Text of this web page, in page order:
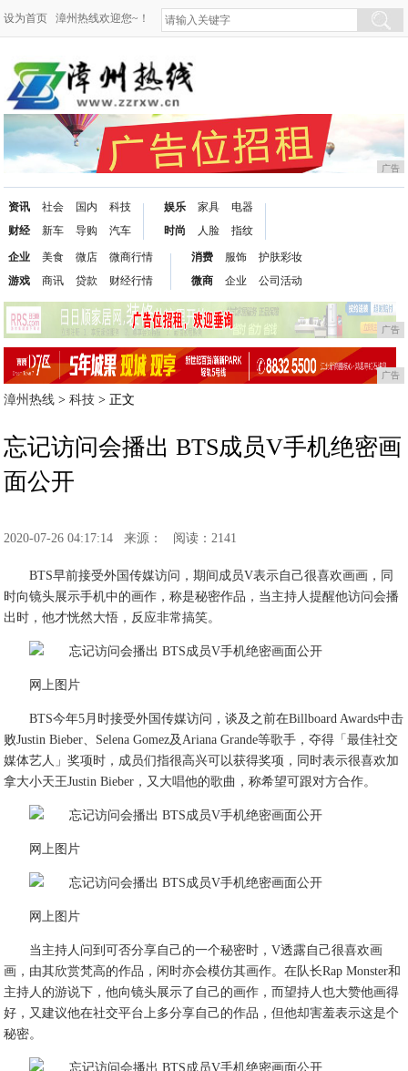
设为首页 漳州热线欢迎您~！
广告
资讯
财经
社会
新车
国内
导购
科技
汽车
娱乐
时尚
家具
人脸
电器
指纹
企业
游戏
美食
商讯
微店
贷款
微商行情
财经行情
消费
微商
服饰
企业
护肤彩妆
公司活动
广告
广告
漳州热线 >科技 > 正文
忘记访问会播出 BTS成员V手机绝密画
面公开
2020-07-26 04:17:14 来源： 阅读：2141
BTS早前接受外国传媒访问，期间成员V表示自己很喜欢画画，同
时向镜头展示手机中的画作，称是秘密作品，当主持人提醒他访问会播
出时，他才恍然大悟，反应非常搞笑。
网上图片
BTS今年5月时接受外国传媒访问，谈及之前在Billboard Awards中击
败Justin Bieber、Selena Gomez及Ariana Grande等歌手，夺得「最佳社交
媒体艺人」奖项时，成员们指很高兴可以获得奖项，同时表示很喜欢加
拿大小天王Justin Bieber，又大唱他的歌曲，称希望可跟对方合作。
网上图片
网上图片
当主持人问到可否分享自己的一个秘密时，V透露自己很喜欢画
画，由其欣赏梵高的作品，闲时亦会模仿其画作。在队长Rap Monster和
主持人的游说下，他向镜头展示了自己的画作，而望持人也大赞他画得
好，又建议他在社交平台上多分享自己的作品，但他却害羞表示这是个
秘密。